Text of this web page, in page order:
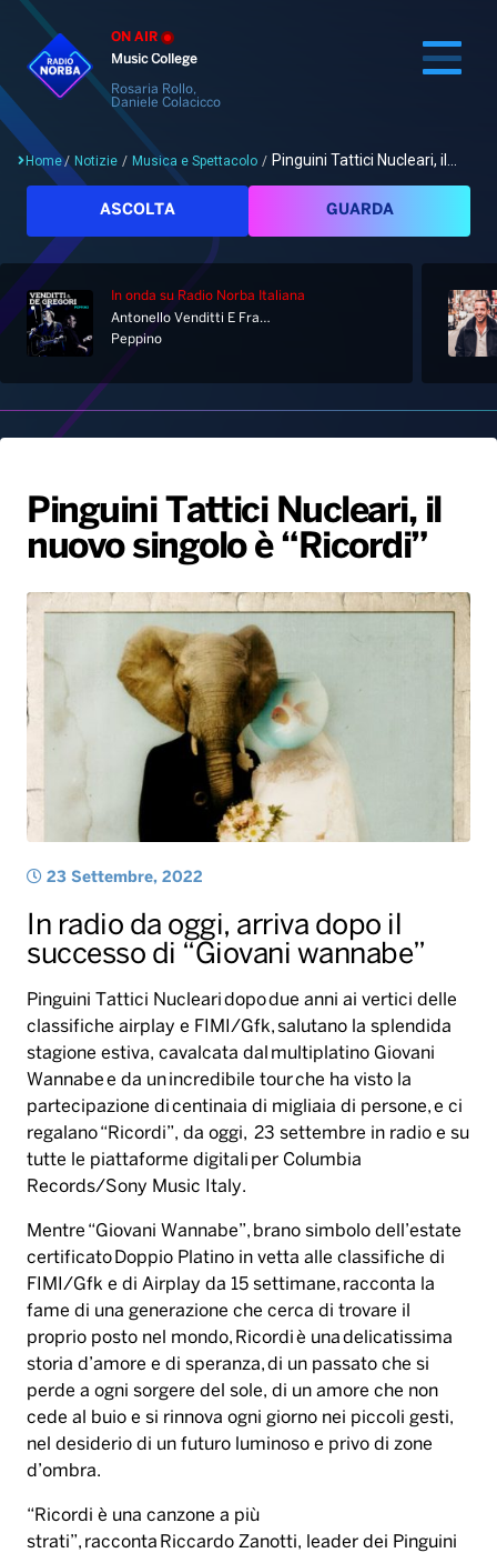
ON AIR
Music College
Rosaria Rollo,
Daniele Colacicco
Cerca
Home
Palinsesto
Hit Dance
Giochi&Concorsi
PALATOUR
Notizie
Locali
Musica e Spettacolo
Sport
Radio Norba Consiglia
Leggerissime
Playlist
Generale
Novità
Notiziario
Interviste
Oroscopo
Speciale Astrabilia 2026
Gallery
Radio Norba News TV
Voce al Bari
Battiti Live 2026
Gallery
Home/ Notizie / Musica e Spettacolo / Pinguini Tattici Nucleari, il...
ASCOLTA GUARDA
In onda su Radio Norba Italiana
Antonello Venditti E Francesco De Gregori
Peppino
Pinguini Tattici Nucleari, il
nuovo singolo è “Ricordi”
23 Settembre, 2022
In radio da oggi, arriva dopo il
successo di “Giovani wannabe”
Pinguini Tattici Nucleari dopo due anni ai vertici delle
classifiche airplay e FIMI/Gfk, salutano la splendida
stagione estiva, cavalcata dal multiplatino Giovani
Wannabe e da un incredibile tour che ha visto la
partecipazione di centinaia di migliaia di persone, e ci
regalano “Ricordi”, da oggi, 23 settembre in radio e su
tutte le piattaforme digitali per Columbia
Records/Sony Music Italy.
Mentre “Giovani Wannabe”, brano simbolo dell’estate
certificato Doppio Platino in vetta alle classifiche di
FIMI/Gfk e di Airplay da 15 settimane, racconta la
fame di una generazione che cerca di trovare il
proprio posto nel mondo, Ricordi è una delicatissima
storia d’amore e di speranza, di un passato che si
perde a ogni sorgere del sole, di un amore che non
cede al buio e si rinnova ogni giorno nei piccoli gesti,
nel desiderio di un futuro luminoso e privo di zone
d’ombra.
“Ricordi è una canzone a più
strati”, racconta Riccardo Zanotti, leader dei Pinguini